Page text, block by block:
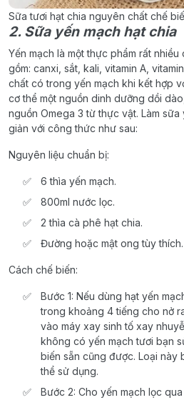
Sữa tươi hạt chia nguyên chất chế
2. Sữa yến mạch hạt chia
Yến mạch là một thực phẩm rất
gồm: canxi, sắt, kali, vitamin A,
chất có trong yến mạch khi kết hợp
cơ thể một nguồn dinh dưỡng dồi
nguồn Omega 3 từ thực vật. Làm
giản với công thức như sau:
Nguyên liệu chuẩn bị:
6 thìa yến mạch.
800ml nước lọc.
2 thìa cà phê hạt chia.
Đường hoặc mật ong tùy thích.
Cách chế biến:
Bước 1: Nếu dùng hạt yến
trong khoảng 4 tiếng cho nở
vào máy xay sinh tố xay
không có yến mạch tươi bạn
biến sẵn cũng được. Loại này
thể sử dụng.
Bước 2: Cho yến mạch lọc